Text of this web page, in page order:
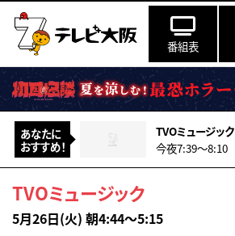
番組表
あなたに
おすすめ！
TVOミュージック
今夜7:39〜8:10
TVOミュージック
5月26日(火) 朝4:44～5:15